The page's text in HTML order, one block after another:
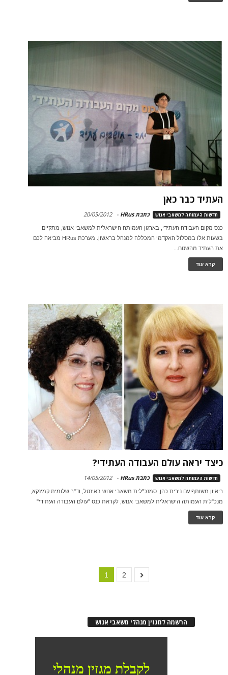
העתיד כבר כאן
חדשות העמותה למשאבי אנוש כתבת HRus -
20/05/2012
כנס מקום העבודה העתידי, בארגון העמותה הישראלית למשאבי אנוש, מתקיים
בשעות אלו במסלול האקדמי המכללה למנהל בראשון. מערכת HRus מביאה לכם
את העתיד מהשטח...
קרא עוד
כיצד יראה עולם העבודה העתידי?
חדשות העמותה למשאבי אנוש כתבת HRus -
14/05/2012
ריאיון משותף עם נירית כהן, סמנכ"לית משאבי אנוש באינטל, וד"ר שלומית קמינקא,
מנכ"לית העמותה הישראלית למשאבי אנוש, לקראת כנס "עולם העבודה העתידי"
קרא עוד
1 2
הרשמה למגזין מנהלי משאבי אנוש